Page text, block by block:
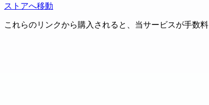
ストアへ移動
これらのリンクから購入されると、当サービスが手数